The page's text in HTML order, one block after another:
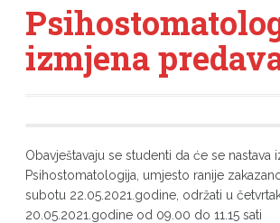
izmjena
Obavještavaju se studenti da će se nastava
Psihostomatologija, umjesto ranije
subotu 22.05.2021.godine, održati u
20.05.2021.godine od 09.00 do 11.15 sati